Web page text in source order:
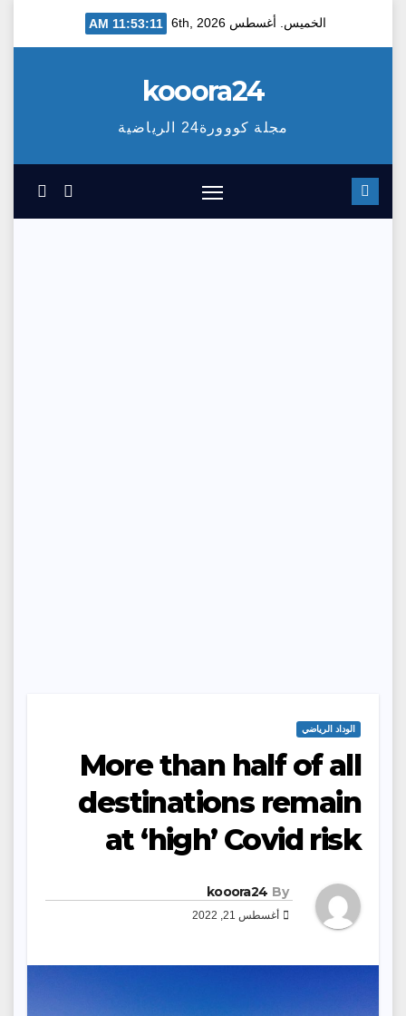
الخميس. أغسطس 6th, 2026 11:53:12 AM
kooora24
مجلة كووورة24 الرياضية
الوداد الرياضي
More than half of all
destinations remain
at ‘high’ Covid risk
By
kooora24
أغسطس 21, 2022